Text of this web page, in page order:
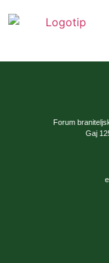
Forum
Gaj